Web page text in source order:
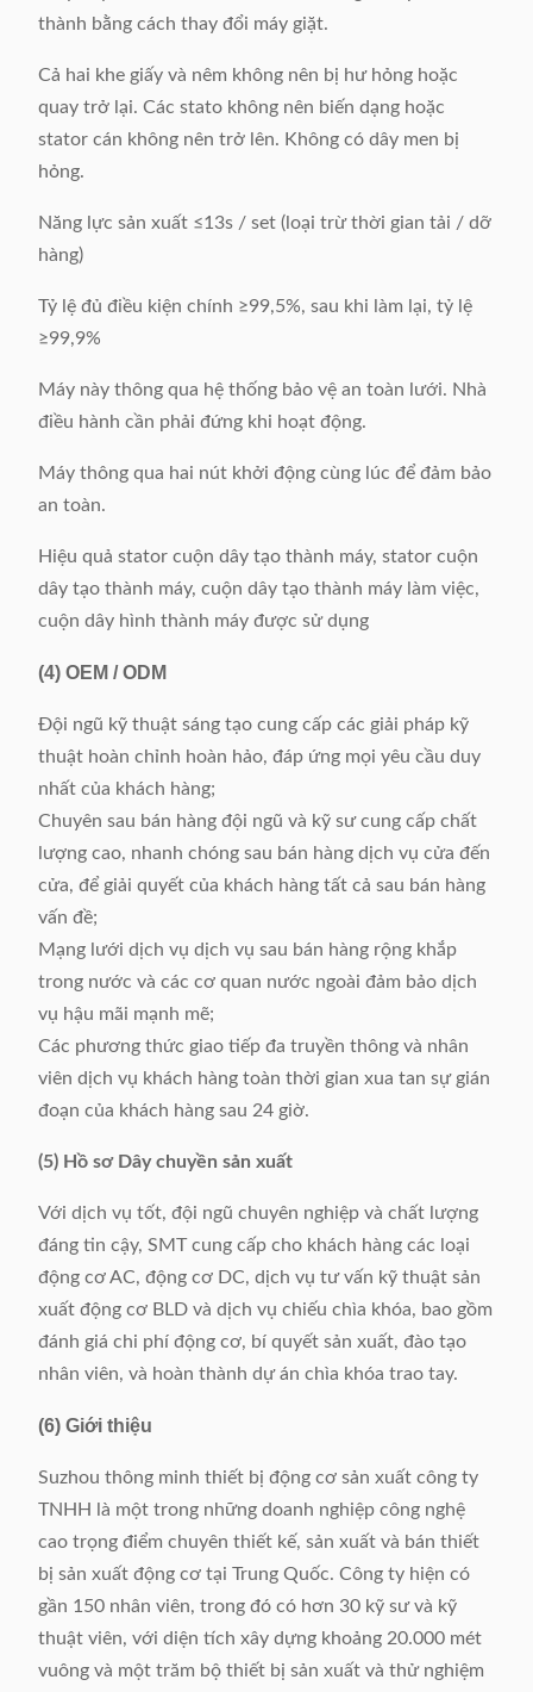
thành bằng cách thay đổi máy giặt.
Cả hai khe giấy và nêm không nên bị hư hỏng hoặc
quay trở lại. Các stato không nên biến dạng hoặc
stator cán không nên trở lên. Không có dây men bị
hỏng.
Năng lực sản xuất ≤13s / set (loại trừ thời gian tải / dỡ
hàng)
Tỷ lệ đủ điều kiện chính ≥99,5%, sau khi làm lại, tỷ lệ
≥99,9%
Máy này thông qua hệ thống bảo vệ an toàn lưới. Nhà
điều hành cần phải đứng khi hoạt động.
Máy thông qua hai nút khởi động cùng lúc để đảm bảo
an toàn.
Hiệu quả stator cuộn dây tạo thành máy, stator cuộn
dây tạo thành máy, cuộn dây tạo thành máy làm việc,
cuộn dây hình thành máy được sử dụng
(4) OEM / ODM
Đội ngũ kỹ thuật sáng tạo cung cấp các giải pháp kỹ
thuật hoàn chỉnh hoàn hảo, đáp ứng mọi yêu cầu duy
nhất của khách hàng;
Chuyên sau bán hàng đội ngũ và kỹ sư cung cấp chất
lượng cao, nhanh chóng sau bán hàng dịch vụ cửa đến
cửa, để giải quyết của khách hàng tất cả sau bán hàng
vấn đề;
Mạng lưới dịch vụ dịch vụ sau bán hàng rộng khắp
trong nước và các cơ quan nước ngoài đảm bảo dịch
vụ hậu mãi mạnh mẽ;
Các phương thức giao tiếp đa truyền thông và nhân
viên dịch vụ khách hàng toàn thời gian xua tan sự gián
đoạn của khách hàng sau 24 giờ.
(5) Hồ sơ Dây chuyền sản xuất
Với dịch vụ tốt, đội ngũ chuyên nghiệp và chất lượng
đáng tin cậy, SMT cung cấp cho khách hàng các loại
động cơ AC, động cơ DC, dịch vụ tư vấn kỹ thuật sản
xuất động cơ BLD và dịch vụ chiếu chìa khóa, bao gồm
đánh giá chi phí động cơ, bí quyết sản xuất, đào tạo
nhân viên, và hoàn thành dự án chìa khóa trao tay.
(6) Giới thiệu
Suzhou thông minh thiết bị động cơ sản xuất công ty
TNHH là một trong những doanh nghiệp công nghệ
cao trọng điểm chuyên thiết kế, sản xuất và bán thiết
bị sản xuất động cơ tại Trung Quốc. Công ty hiện có
gần 150 nhân viên, trong đó có hơn 30 kỹ sư và kỹ
thuật viên, với diện tích xây dựng khoảng 20.000 mét
vuông và một trăm bộ thiết bị sản xuất và thử nghiệm